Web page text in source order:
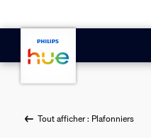
Tout afficher : Plafonniers